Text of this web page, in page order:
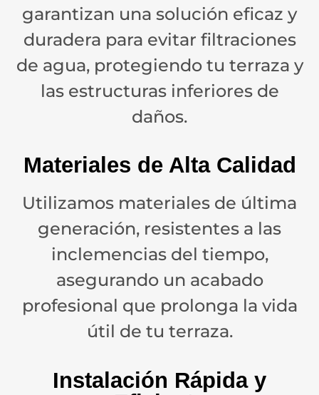
garantizan una solución eficaz y
duradera para evitar filtraciones
de agua, protegiendo tu terraza y
las estructuras inferiores de
daños.
Materiales de Alta Calidad
Utilizamos materiales de última
generación, resistentes a las
inclemencias del tiempo,
asegurando un acabado
profesional que prolonga la vida
útil de tu terraza.
Instalación Rápida y